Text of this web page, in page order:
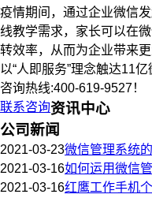
疫情期间，通过企业微信
线教学需求，家长可以在
转效率，从而为企业带来更
以“人即服务”理念触达11
咨询热线:400-619-9527！
联系咨询资讯中心
公司新闻
2021-03-23微信管理系统
2021-03-16如何运用微信
2021-03-16红鹰工作手机